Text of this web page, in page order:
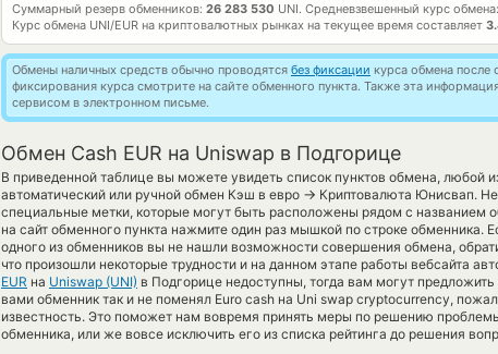
Суммарный резерв обменников: 26 283 530 UNI. Средневзвешенный курс обмена:
Курс обмена UNI/EUR на криптовалютных рынках на текущее время составляет
Обмены наличных средств обычно проводятся без фиксации курса обмена после
фиксирования курса смотрите на сайте обменного пункта. Также эта
сервисом в электронном письме.
Обмен Cash EUR на Uniswap в Подгорице
В приведенной таблице вы можете увидеть список пунктов обмена, любой
автоматический или ручной обмен Кэш в евро → Криптовалюта Юнисвап.
специальные метки, которые могут быть расположены рядом с названием
на сайт обменного пункта нажмите один раз мышкой по строке обменника.
одного из обменников вы не нашли возможности совершения обмена,
что произошли некоторые трудности и на данном этапе работы вебсайта
EUR на Uniswap (UNI) в Подгорице недоступны, тогда вам могут
вами обменник так и не поменял Euro cash на Uni swap cryptocurrency,
известность. Это поможет нам вовремя принять меры по решению
обменника, или же вовсе исключить его из списка рейтинга до решения